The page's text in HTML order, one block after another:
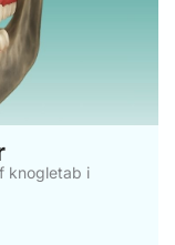
knogletab i